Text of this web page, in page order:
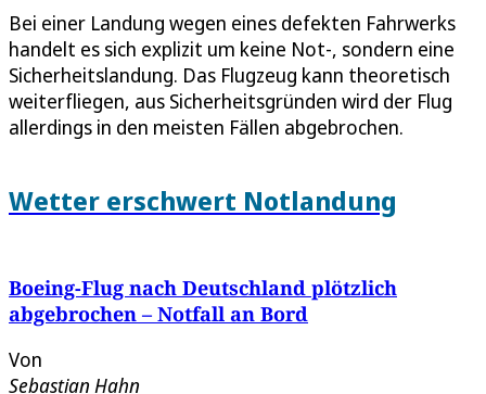
Bei einer Landung wegen eines defekten Fahrwerks
handelt es sich explizit um keine Not-, sondern eine
Sicherheitslandung. Das Flugzeug kann theoretisch
weiterfliegen, aus Sicherheitsgründen wird der Flug
allerdings in den meisten Fällen abgebrochen.
Wetter erschwert Notlandung
Boeing-Flug nach Deutschland plötzlich
abgebrochen – Notfall an Bord
Von
Sebastian Hahn